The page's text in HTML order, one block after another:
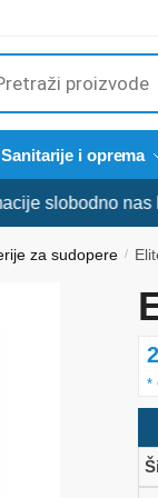
Sanitarije i oprema
nas
za sudopere /